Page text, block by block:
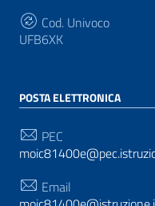
Cod. Univoco
UFB6XK
POSTA ELETTRONICA
PEC
Email